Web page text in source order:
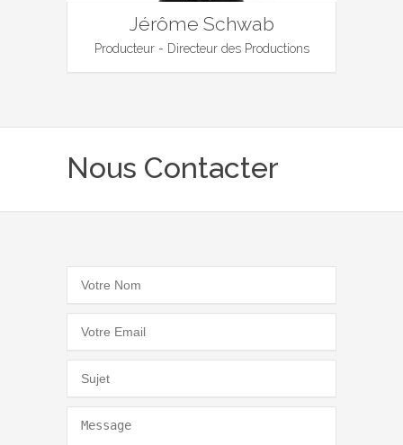
Jérôme Schwab
Producteur - Directeur des Productions
Nous Contacter